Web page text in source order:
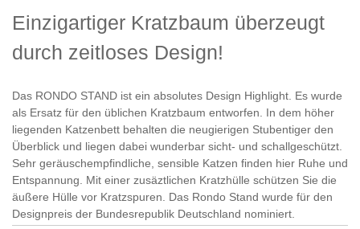
Einzigartiger Kratzbaum überzeugt
durch zeitloses Design!
Das RONDO STAND ist ein absolutes Design Highlight. Es wurde
als Ersatz für den üblichen Kratzbaum entworfen. In dem höher
liegenden Katzenbett behalten die neugierigen Stubentiger den
Überblick und liegen dabei wunderbar sicht- und schallgeschützt.
Sehr geräuschempfindliche, sensible Katzen finden hier Ruhe und
Entspannung. Mit einer zusäztlichen Kratzhülle schützen Sie die
äußere Hülle vor Kratzspuren. Das Rondo Stand wurde für den
Designpreis der Bundesrepublik Deutschland nominiert.